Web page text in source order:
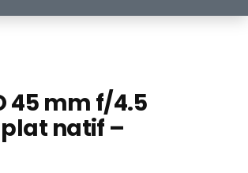
45 mm f/4.5
natif –